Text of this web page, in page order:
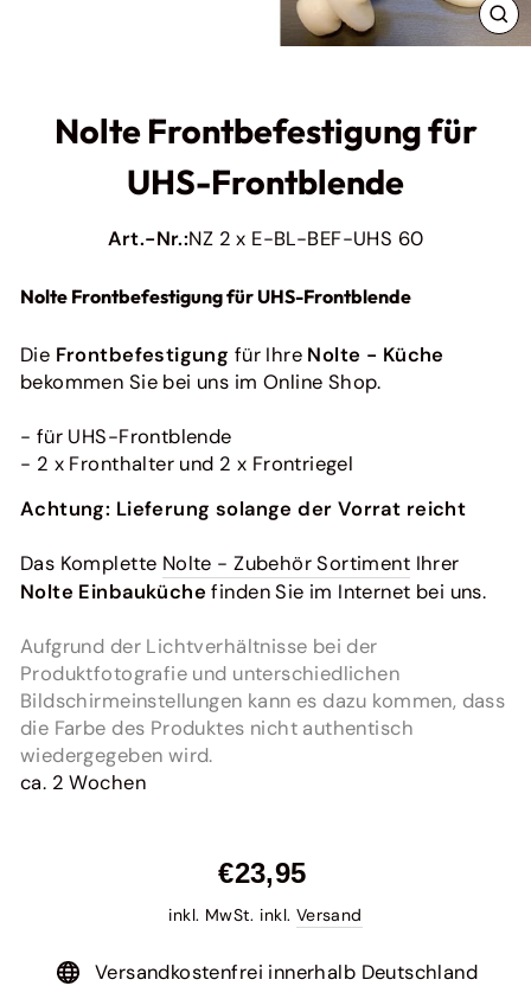
Originales Zubehör für Ihre Express Küche
Originales Zubehör für Pino Küchen
Originales Zubehör für Ihre Baufromat-Küche
Originales Zubehör für Ihre Häcker Küche
Originales Zubehör für Bora
next125
Originales Zubehör für deine Next125 Küche
So pflegen Sie Ihre Küchenfronten richtig (und
einfach!)
Ein Fleck hier, ein Fingerabdruck dor...
Weiterlesen
Alle anzeigen
Nolte Frontbefestigung für
UHS-Frontblende
Art.-Nr.:NZ 2 x E-BL-BEF-UHS 60
Nolte Frontbefestigung für UHS-Frontblende
Die Frontbefestigung für Ihre Nolte - Küche
bekommen Sie bei uns im Online Shop.
- für UHS-Frontblende
- 2 x Fronthalter und 2 x Frontriegel
Achtung: Lieferung solange der Vorrat reicht
Das Komplette Nolte - Zubehör Sortiment Ihrer
Nolte Einbauküchefinden Sie im Internet bei uns.
Aufgrund der Lichtverhältnisse bei der
Produktfotografie und unterschiedlichen
Bildschirmeinstellungen kann es dazu kommen, dass
die Farbe des Produktes nicht authentisch
wiedergegeben wird.
ca. 2 Wochen
Normaler
€23,95
inkl. MwSt. inkl. Versand
Versandkostenfrei innerhalb Deutschland